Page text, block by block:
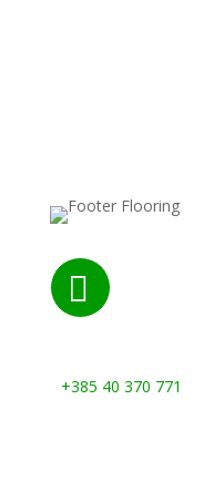

+385 40 370 771